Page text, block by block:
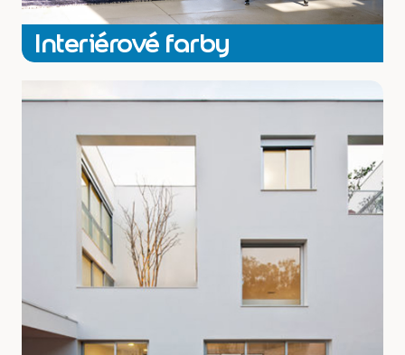
Interiérové farby
Exteriérové farby Dulux – to najlepšie pre vašu fasádu. Fasádna
parametre na trhu.